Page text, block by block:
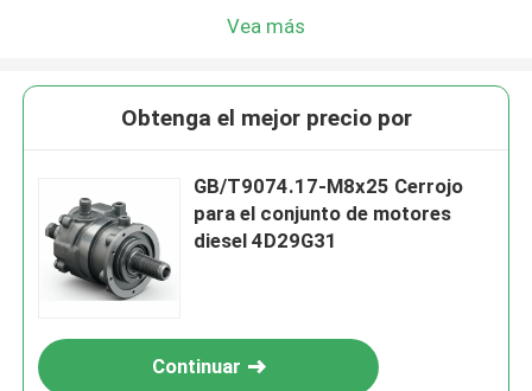
Vea más
Obtenga el mejor precio por
GB/T9074.17-M8x25 Cerrojo
para el conjunto de motores
diesel 4D29G31
Continuar